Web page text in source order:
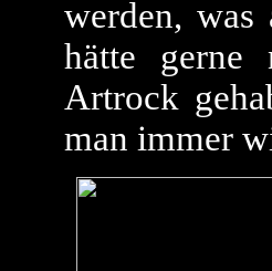
werden,
hätte gerne
Artrock
man immer